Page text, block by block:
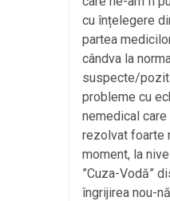
cu înțelegere
partea
cândva la
suspecte/
probleme cu
nemedical
rezolvat foarte
moment, la
”Cuza-Vodă”
îngrijirea nou-